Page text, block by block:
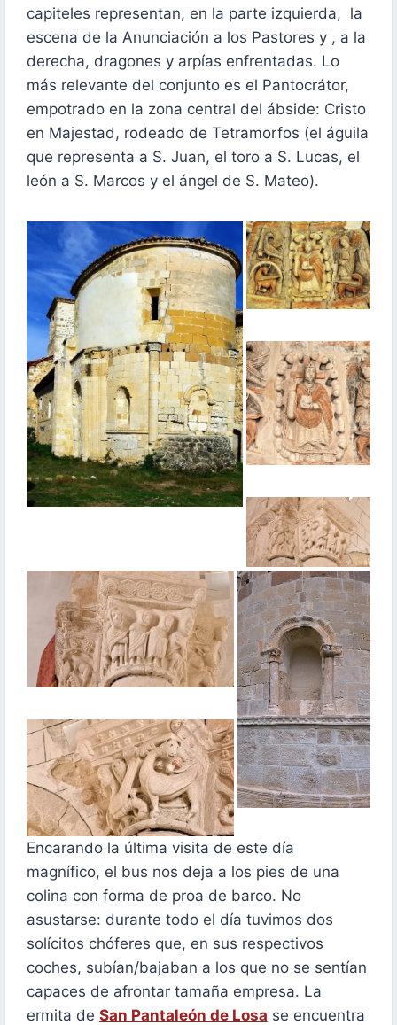
capiteles representan, en la parte izquierda, la
escena de la Anunciación a los Pastores y , a la
derecha, dragones y arpías enfrentadas. Lo
más relevante del conjunto es el Pantocrátor,
empotrado en la zona central del ábside: Cristo
en Majestad, rodeado de Tetramorfos (el águila
que representa a S. Juan, el toro a S. Lucas, el
león a S. Marcos y el ángel de S. Mateo).
Encarando la última visita de este día
magnífico, el bus nos deja a los pies de una
colina con forma de proa de barco. No
asustarse: durante todo el día tuvimos dos
solícitos chóferes que, en sus respectivos
coches, subían/bajaban a los que no se sentían
capaces de afrontar tamaña empresa. La
ermita de San Pantaleón de Losa se encuentra